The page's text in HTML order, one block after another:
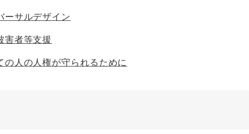
ーサルデザイン
害者等支援
の人の人権が守られるために